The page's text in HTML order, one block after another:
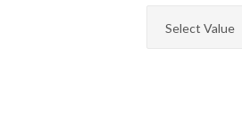
Select Value